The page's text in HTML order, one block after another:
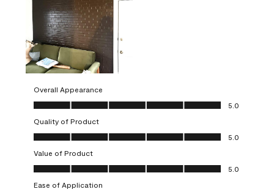
Overall Appearance
Overall Appearance, 5.0 out of 5
5.0
Quality of Product
Quality of Product, 5.0 out of 5
5.0
Value of Product
Value of Product, 5.0 out of 5
5.0
Ease of Application